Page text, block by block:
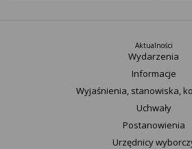
Aktualności
Wydarzenia
Informacje
Wyjaśnienia, stanowiska,
Uchwały
Postanowienia
Urzędnicy